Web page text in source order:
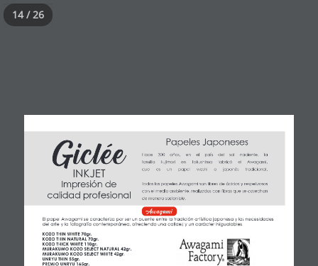
14 / 26